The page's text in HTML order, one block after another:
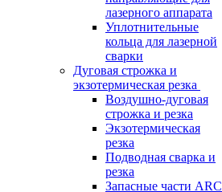
лазерного аппарата
Уплотнительные
кольца для лазерной
сварки
Дуговая строжка и
экзотермическая резка
Воздушно-дуговая
строжка и резка
Экзотермическая
резка
Подводная сварка и
резка
Запасные части ARC